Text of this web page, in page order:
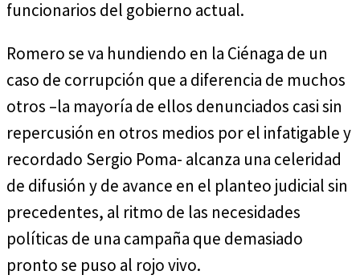
funcionarios del gobierno actual.
Romero se va hundiendo en la Ciénaga de un
caso de corrupción que a diferencia de muchos
otros –la mayoría de ellos denunciados casi sin
repercusión en otros medios por el infatigable y
recordado Sergio Poma- alcanza una celeridad
de difusión y de avance en el planteo judicial sin
precedentes, al ritmo de las necesidades
políticas de una campaña que demasiado
pronto se puso al rojo vivo.